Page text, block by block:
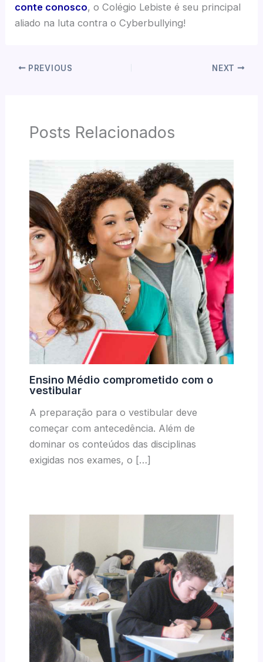
conte conosco, o Colégio Lebiste é seu principal
aliado na luta contra o Cyberbullying!
PREVIOUS NEXT
Posts Relacionados
Ensino Médio comprometido com o
vestibular
A preparação para o vestibular deve
começar com antecedência. Além de
dominar os conteúdos das disciplinas
exigidas nos exames, o […]